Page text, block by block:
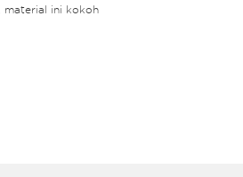
material ini kokoh